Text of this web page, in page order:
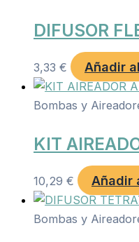
DIFUSOR
3,33 € Añadir
Bombas y
KIT
10,29 € Añadir
Bombas y